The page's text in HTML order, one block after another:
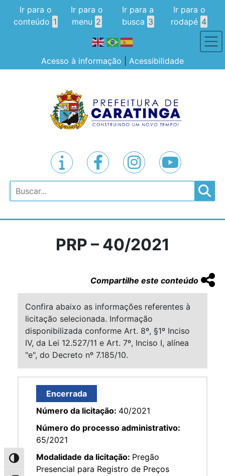
Alternar alto contraste
Ir para o
conteúdo 1
Ir para o
menu 2
Ir para a
busca 3
Ir para o
rodapé 4
Acesso à informação Acessibilidade
Pesquisar
PRP – 40/2021
Compartilhe este conteúdo
Confira abaixo as informações referentes à
licitação selecionada. Informação
disponibilizada conforme Art. 8º, §1º Inciso
IV, da Lei 12.527/11 e Art. 7º, Inciso I, alínea
"e", do Decreto nº 7.185/10.
Encerrada
Número da licitação: 40/2021
Número do processo administrativo:
65/2021
Modalidade da licitação: Pregão
Presencial para Registro de Preços